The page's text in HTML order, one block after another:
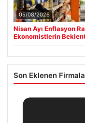
05/08/2026
Nisan Ayı Enflasyon
Ekonomistlerin
Son Eklenen